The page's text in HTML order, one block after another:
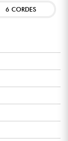
6 CORDES